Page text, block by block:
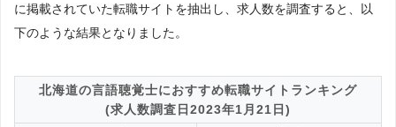
2.面談・カウンセリングの有無は？ ◯ ✕
3.掲載求人数はどっちが多い？
◯ △
5.一度に複数の求人に応募できる？
◯
に掲載されていた転職サイトを抽出し、求人数を調査すると、以
下のような結果となりました。
北海道の言語聴覚士におすすめ転職サイトランキング
(求人数調査日2023年1月21日)